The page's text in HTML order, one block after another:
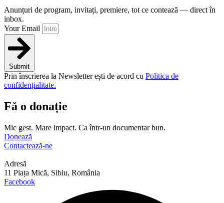
Anunțuri de program, invitați, premiere, tot ce contează — direct în
inbox.
Your Email
Submit
Prin înscrierea la Newsletter ești de acord cu Politica de
confidențialitate.
Fă o donație
Mic gest. Mare impact. Ca într-un documentar bun.
Donează
Contactează-ne
Adresă
11 Piața Mică, Sibiu, România
Facebook